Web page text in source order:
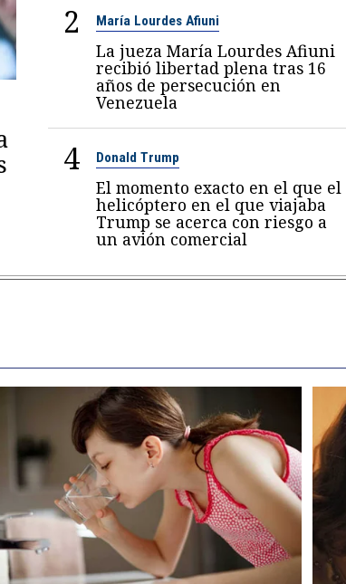
2 María Lourdes Afiuni
La jueza María Lourdes Afiuni
recibió libertad plena tras 16
años de persecución en
Venezuela
4 Donald Trump
El momento exacto en el que el
helicóptero en el que viajaba
Trump se acerca con riesgo a
un avión comercial